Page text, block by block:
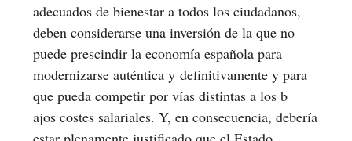
adecuados de bienestar a todos los ciudadanos,
deben considerarse una inversión de la que no
puede prescindir la economía española para
modernizarse auténtica y definitivamente y para
que pueda competir por vías distintas a los b
ajos costes salariales. Y, en consecuencia, debería